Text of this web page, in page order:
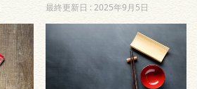
最終更新日 :2025年9月5日